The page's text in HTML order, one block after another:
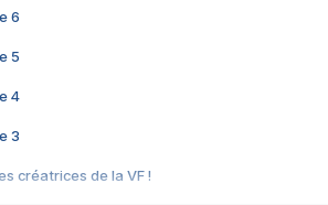
6
5
4
3
créatrices de la VF !